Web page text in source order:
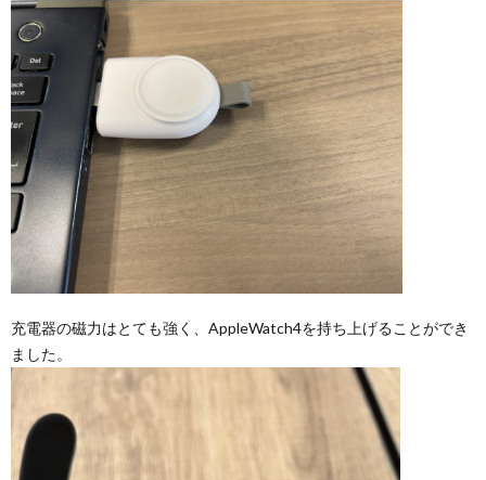
充電器の磁力はとても強く、AppleWatch4を持ち上げることができ
ました。